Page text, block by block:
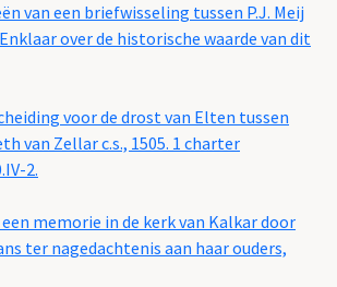
van een briefwisseling tussen P.J. Meij
over de historische waarde van dit
voor de drost van Elten tussen
van Zellar c.s., 1505. 1 charter
2.
memorie in de kerk van Kalkar door
ter nagedachtenis aan haar ouders,